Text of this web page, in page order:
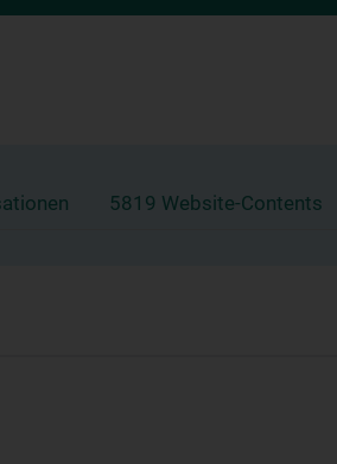
5819 Website-Contents